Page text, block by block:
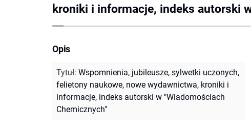
kroniki i informacje, indeks autorski
Opis
Tytuł: Wspomnienia, jubileusze, sylwetki uczonych,
felietony naukowe, nowe wydawnictwa, kroniki i
informacje, indeks autorski w "Wiadomościach
Chemicznych"